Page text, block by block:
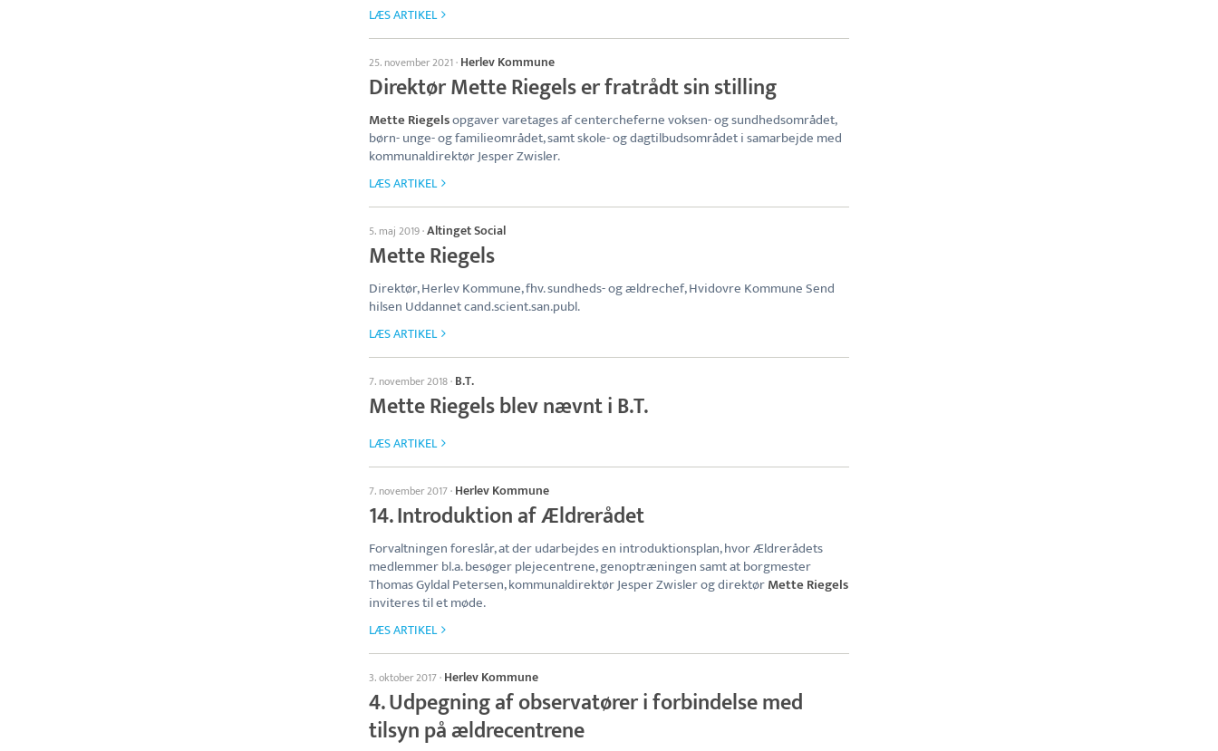
LÆS ARTIKEL
25. november 2021· Herlev Kommune
Direktør Mette Riegels er fratrådt sin stilling
Mette Riegelsopgaver varetages af centercheferne voksen- og sundhedsområdet,
børn- unge- og familieområdet, samt skole- og dagtilbudsområdet i samarbejde med
kommunaldirektør Jesper Zwisler.
LÆS ARTIKEL
5. maj 2019·Altinget Social
Mette Riegels
Direktør, Herlev Kommune, fhv. sundheds- og ældrechef, Hvidovre Kommune Send
hilsen Uddannet cand.scient.san.publ.
LÆS ARTIKEL
7. november 2018· B.T.
Mette Riegels blev nævnt i B.T.
LÆS ARTIKEL
7. november 2017· Herlev Kommune
14. Introduktion af Ældrerådet
Forvaltningen foreslår, at der udarbejdes en introduktionsplan, hvor Ældrerådets
medlemmer bl.a. besøger plejecentrene, genoptræningen samt at borgmester
Thomas Gyldal Petersen, kommunaldirektør Jesper Zwisler og direktørMette Riegels
inviteres til et møde.
LÆS ARTIKEL
3. oktober 2017· Herlev Kommune
4. Udpegning af observatører i forbindelse med
tilsyn på ældrecentrene